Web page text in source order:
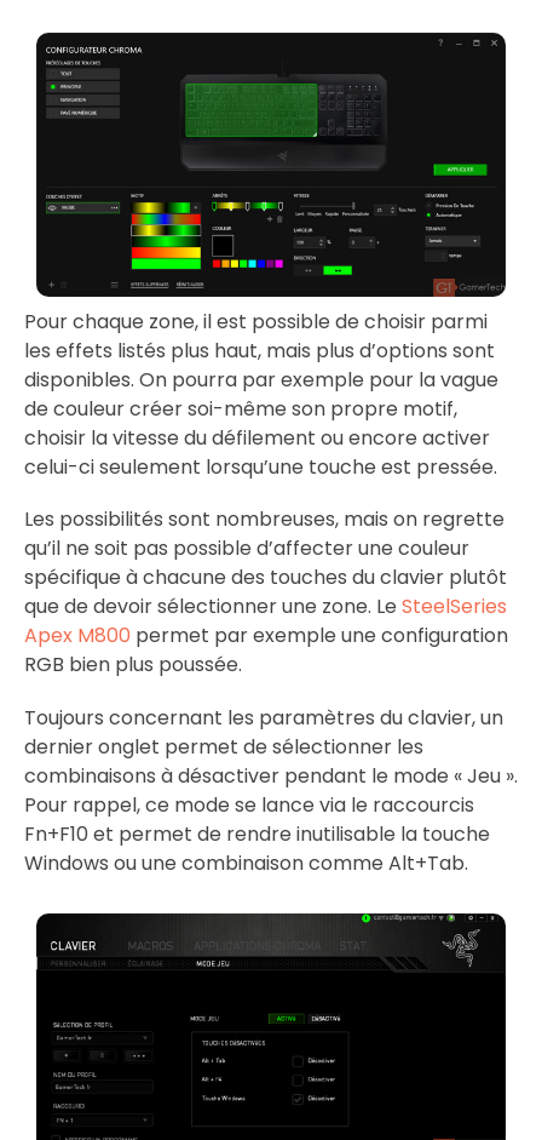
Pour chaque zone, il est possible de choisir parmi
les effets listés plus haut, mais plus d’options sont
disponibles. On pourra par exemple pour la vague
de couleur créer soi-même son propre motif,
choisir la vitesse du défilement ou encore activer
celui-ci seulement lorsqu’une touche est pressée.
Les possibilités sont nombreuses, mais on regrette
qu’il ne soit pas possible d’affecter une couleur
spécifique à chacune des touches du clavier plutôt
que de devoir sélectionner une zone. Le SteelSeries
Apex M800 permet par exemple une configuration
RGB bien plus poussée.
Toujours concernant les paramètres du clavier, un
dernier onglet permet de sélectionner les
combinaisons à désactiver pendant le mode « Jeu ».
Pour rappel, ce mode se lance via le raccourcis
Fn+F10 et permet de rendre inutilisable la touche
Windows ou une combinaison comme Alt+Tab.